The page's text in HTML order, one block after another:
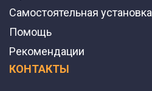
Самостоятельная установка
Помощь
Рекомендации
КОНТАКТЫ